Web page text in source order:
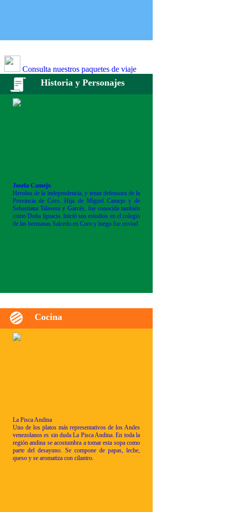
Consulta nuestros paquetes de viaje
Historia y Personajes
Josefa Camejo
Heroína de la independencia, y tenaz defensora de la
Provincia de Coro. Hija de Miguel Camejo y de
Sebastiana Talavera y Garcés, fue conocida también
como Doña Ignacia. Inició sus estudios en el colegio
de las hermanas Salcedo en Coro y luego fue enviad
Cocina
La Pisca Andina
Uno de los platos más representativos de los Andes
venezolanos es sin duda La Pisca Andina. En toda la
región andina se acostumbra a tomar esta sopa como
parte del desayuno. Se compone de papas, leche,
queso y se aromatiza con cilantro.